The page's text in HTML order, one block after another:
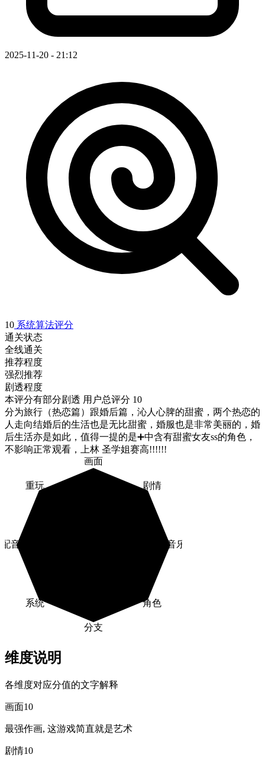
2025-11-20 - 21:12
10 系统算法评分
通关状态
全线通关
推荐程度
强烈推荐
剧透程度
本评分有部分剧透 用户总评分 10
分为旅行（热恋篇）跟婚后篇，沁人心脾的甜蜜，两个热恋的
人走向结婚后的生活也是无比甜蜜，婚服也是非常美丽的，婚
后生活亦是如此，值得一提的是➕中含有甜蜜女友ss的角色，
不影响正常观看，上林 圣学姐赛高!!!!!!
画面
剧情
音乐
角色
分支
系统
配音
重玩
维度说明
各维度对应分值的文字解释
画面10
最强作画, 这游戏简直就是艺术
剧情10